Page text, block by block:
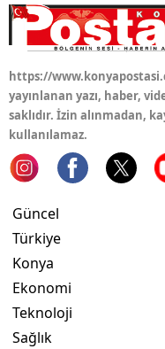
https://
yayınlanan yazı, haber,
saklıdır. İzin alınmadan,
kullanılamaz.
Güncel
Türkiye
Konya
Ekonomi
Teknoloji
Sağlık